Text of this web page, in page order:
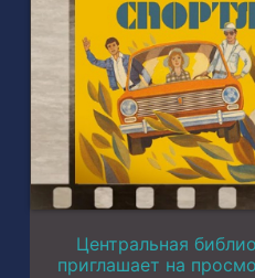
Центральная
приглашает на